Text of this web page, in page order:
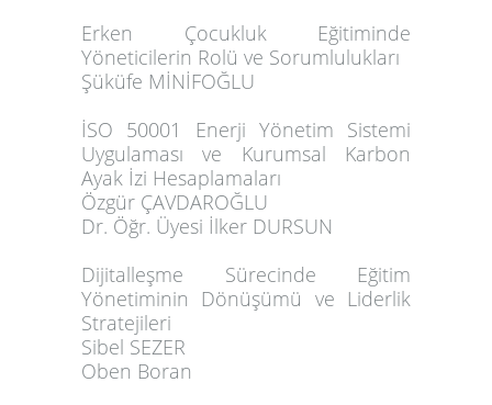
Erken Çocukluk Eğitiminde
Yöneticilerin Rolü ve Sorumlulukları
Şüküfe MİNİFOĞLU
İSO 50001 Enerji Yönetim Sistemi
Uygulaması ve Kurumsal Karbon
Ayak İzi Hesaplamaları
Özgür ÇAVDAROĞLU
Dr. Öğr. Üyesi İlker DURSUN
Dijitalleşme Sürecinde Eğitim
Yönetiminin Dönüşümü ve Liderlik
Stratejileri
Sibel SEZER
Oben Boran